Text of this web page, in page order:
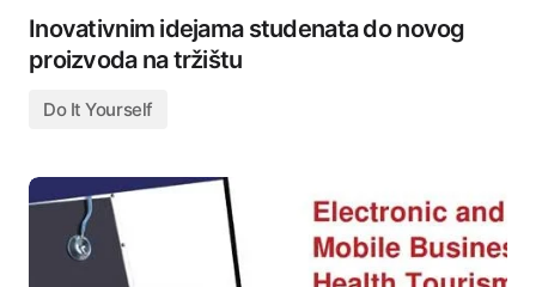
Inovativnim idejama studenata do novog
proizvoda na tržištu
Do It Yourself